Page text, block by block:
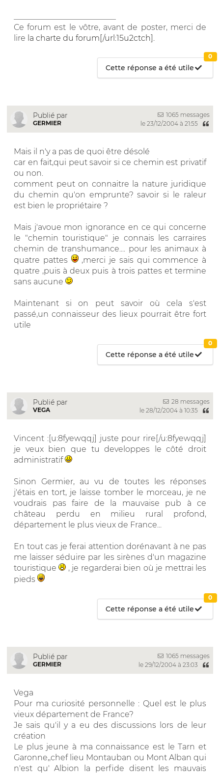
Ce forum est le vôtre, avant de poster, merci de
lire la charte du forum[/url:15u2ctch].
Cette réponse a été utile
0
Publié par
GERMIER
1065 messages
le 23/12/2004 à 21:55
Mais il n'y a pas de quoi être désolé
car en fait,qui peut savoir si ce chemin est privatif
ou non.
comment peut on connaitre la nature juridique
du chemin qu'on emprunte? savoir si le raleur
est bien le propriétaire ?
Mais j'avoue mon ignorance en ce qui concerne
le "chemin touristique" je connais les carraires
chemin de transhumance.... pour les animaux à
quatre pattes
,merci je sais qui commence à
quatre ,puis à deux puis à trois pattes et termine
sans aucune
Maintenant si on peut savoir où cela s'est
passé,un connaisseur des lieux pourrait être fort
utile
Cette réponse a été utile
0
Publié par
VEGA
28 messages
le 28/12/2004 à 10:35
Vincent :[u:8fyewqqj] juste pour rire[/u:8fyewqqj]
je veux bien que tu developpes le côté droit
administratif
Sinon Germier, au vu de toutes les réponses
j'étais en tort, je laisse tomber le morceau, je ne
voudrais pas faire de la mauvaise pub à ce
château perdu en milieu rural profond,
département le plus vieux de France...
En tout cas je ferai attention dorénavant à ne pas
me laisser séduire par les sirènes d'un magazine
touristique
, je regarderai bien où je mettrai les
pieds
Cette réponse a été utile
0
Publié par
GERMIER
1065 messages
le 29/12/2004 à 23:03
Vega
Pour ma curiosité personnelle : Quel est le plus
vieux département de France?
Je sais qu'il y a eu des discussions lors de leur
création
Le plus jeune à ma connaissance est le Tarn et
Garonne,,chef lieu Montauban ou Mont Alban qui
n'est qu' Albion la perfide disent les mauvais